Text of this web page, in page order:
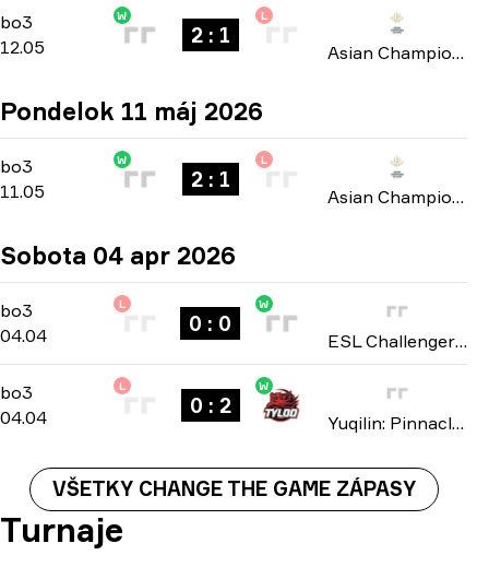
bo3 -bo3
12.05
W
2 : 1
L
Asian Champions League 2026
Pondelok 11 máj 2026
bo3 -bo3
11.05
W
2 : 1
L
Asian Champions League 2026
Sobota 04 apr 2026
bo3 -bo3
04.04
L
0 : 0
W
ESL Challenger League: Asia-Pacific Cup #3 2026
bo3 -bo3
04.04
L
0 : 2
W
Yuqilin: Pinnacle of Battle season 3 2026
VŠETKY CHANGE THE GAME ZÁPASY
Turnaje